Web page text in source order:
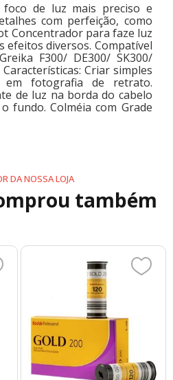
de luz mais preciso e
com perfeição, como
Concentrador para faze luz
efeitos diversos. Compatível
F300/ DE300/ SK300/
Criar simples
fotografia de retrato.
de luz na borda do cabelo
fundo. Colméia com Grade
DA NOSSA LOJA
também